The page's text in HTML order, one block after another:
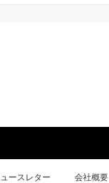
ースレター 会社概要